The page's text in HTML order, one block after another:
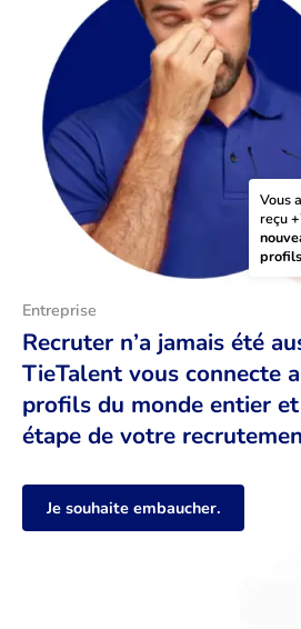
Vous
reçu
profils
Entreprise
Recruter n’a jamais été
TieTalent vous connecte
profils du monde entier
étape de votre
Je souhaite embaucher.